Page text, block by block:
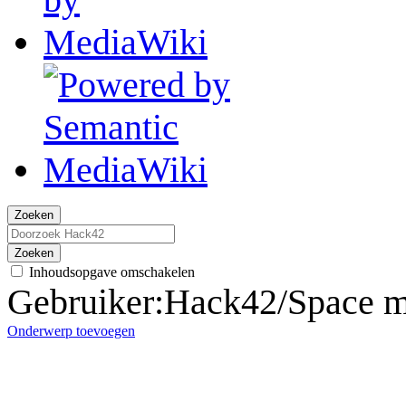
Zoeken
Zoeken
Inhoudsopgave omschakelen
Gebruiker:Hack42/Space
Onderwerp toevoegen